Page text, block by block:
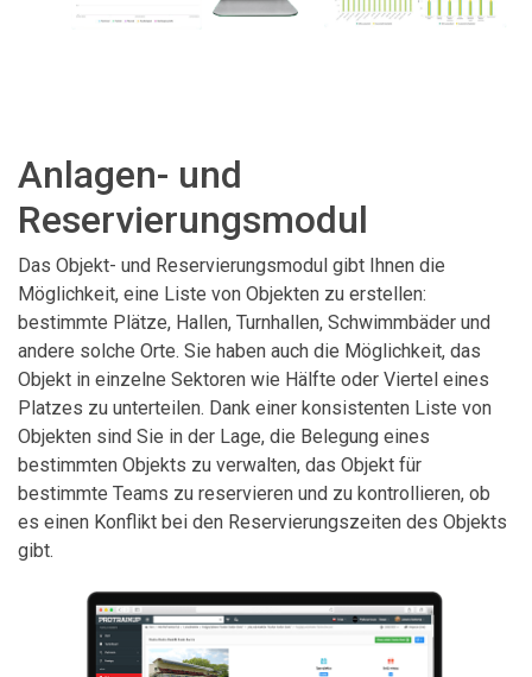
Anlagen- und
Reservierungsmodul
Das Objekt- und Reservierungsmodul gibt Ihnen die
Möglichkeit, eine Liste von Objekten zu erstellen:
bestimmte Plätze, Hallen, Turnhallen, Schwimmbäder und
andere solche Orte. Sie haben auch die Möglichkeit, das
Objekt in einzelne Sektoren wie Hälfte oder Viertel eines
Platzes zu unterteilen. Dank einer konsistenten Liste von
Objekten sind Sie in der Lage, die Belegung eines
bestimmten Objekts zu verwalten, das Objekt für
bestimmte Teams zu reservieren und zu kontrollieren, ob
es einen Konflikt bei den Reservierungszeiten des Objekts
gibt.